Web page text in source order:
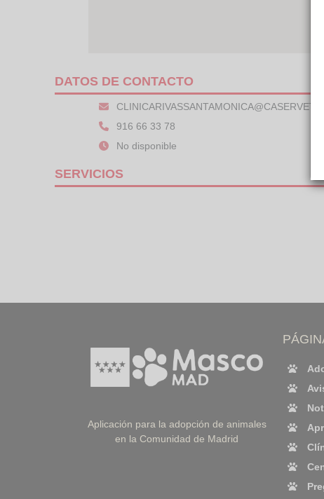
DATOS DE CONTACTO
CLINICARIVASSANTAMONICA@CASERVET.ES
916 66 33 78
No disponible
SERVICIOS
Aplicación para la adopción de animales
en la Comunidad de Madrid